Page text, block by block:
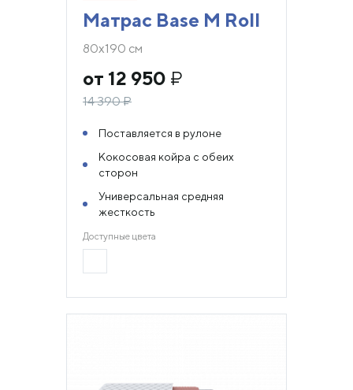
Матрас Base M Roll
80х190 см
от 12 950 ₽
14 390₽
Поставляется в рулоне
Кокосовая койра с обеих
сторон
Универсальная средняя
жесткость
Доступные цвета